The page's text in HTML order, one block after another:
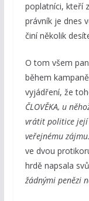
poplatníci, kteří
právník je dnes
činí několik
O tom všem
během
vyjádření, že
ČLOVĚKA, u
vrátit politice její
veřejnému
ve dvou
hrdě napsala
žádnými penězi